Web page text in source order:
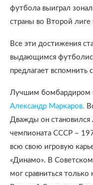
футбола выиграл
страны во Второй
Все эти достижения
выдающимся
предлагает вспомнить
Лучшим бомбардиром
Александр Маркаров.
Дважды он
чемпионата СССР –
всю свою игровую
«Динамо». В
мог сравниться